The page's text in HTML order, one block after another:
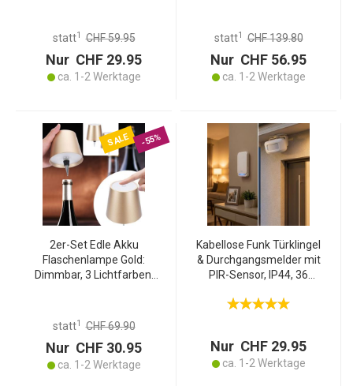
Arbeiten
statt1 CHF 59.95
Nur CHF 29.95
ca. 1-2 Werktage
statt1 CHF 139.80
Nur CHF 56.95
ca. 1-2 Werktage
SALE -55%
2er-Set Edle Akku
Flaschenlampe Gold:
Dimmbar, 3 Lichtfarben:
statt1 CHF 69.90
Nur CHF 30.95
ca. 1-2 Werktage
Kabellose Funk Türklingel
& Durchgangsmelder mit
PIR-Sensor, IP44, 36
mehr Sicherheit &
Nur CHF 29.95
ca. 1-2 Werktage